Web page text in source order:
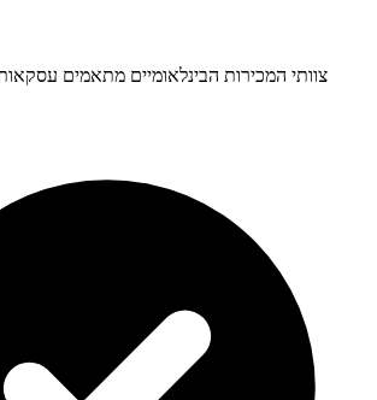
צוותי המכירות הבינלאומיים מתאמים עסקאות